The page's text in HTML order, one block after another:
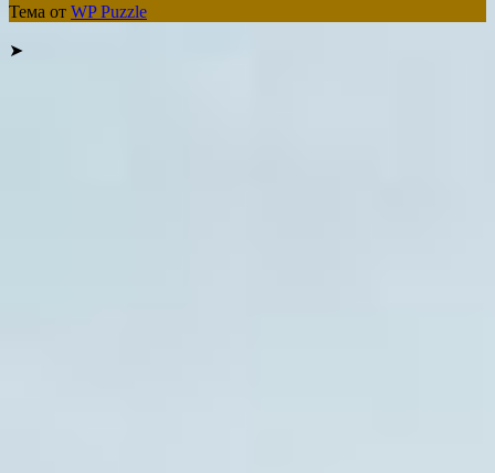
Тема от WP Puzzle
➤